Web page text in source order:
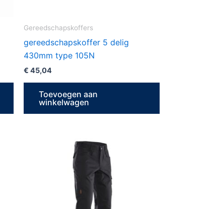
Gereedschapskoffers
gereedschapskoffer 5 delig
430mm type 105N
€ 45,04
Toevoegen aan
winkelwagen